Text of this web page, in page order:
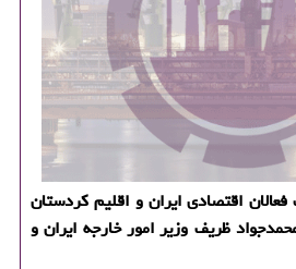
اقتصادی ایران و اقلیم كردستان
ظریف وزیر امور خارجه ایران و